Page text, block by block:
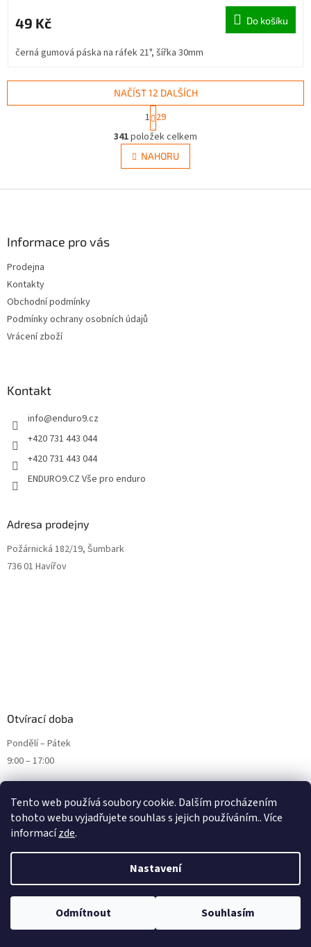
Tento web používá soubory cookie. Dalším procházením
tohoto webu vyjadřujete souhlas s jejich používáním.. Více
informacízde.
Nastavení
Odmítnout Souhlasím
49 Kč Do košíku
černá gumová páska na ráfek 21", šířka 30mm
O
v
l
á
NAČÍST 12 DALŠÍCH
S
t
r
á
n
k
v
1 29
341položek celkem
NAHORU
Informace pro vás
Prodejna
Kontakty
Obchodní podmínky
Podmínky ochrany osobních údajů
Vrácení zboží
Kontakt
info@enduro9.cz
+420 731 443 044
+420 731 443 044
ENDURO9.CZ Vše pro enduro
Adresa prodejny
Požárnická 182/19, Šumbark
736 01 Havířov
Otvírací doba
Pondělí – Pátek
9:00 – 17:00
Vytvořil Shoptet